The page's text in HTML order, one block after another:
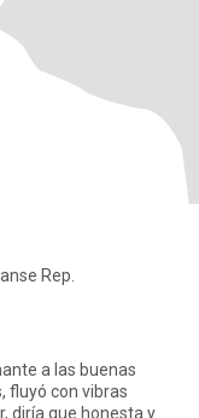
Rep.
a las buenas
fluyó con vibras
diría que honesta y